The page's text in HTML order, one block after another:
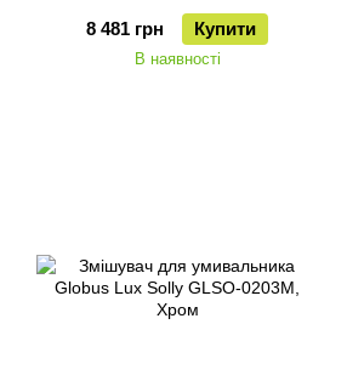
8 481 грн
Купити
В наявності